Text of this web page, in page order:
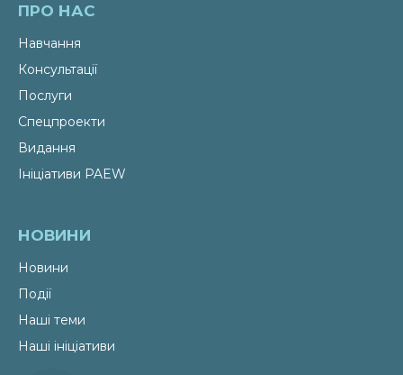
ПРО НАС
Навчання
Консультації
Послуги
Спецпроекти
Видання
Ініціативи PAEW
НОВИНИ
Новини
Події
Наші теми
Наші ініціативи